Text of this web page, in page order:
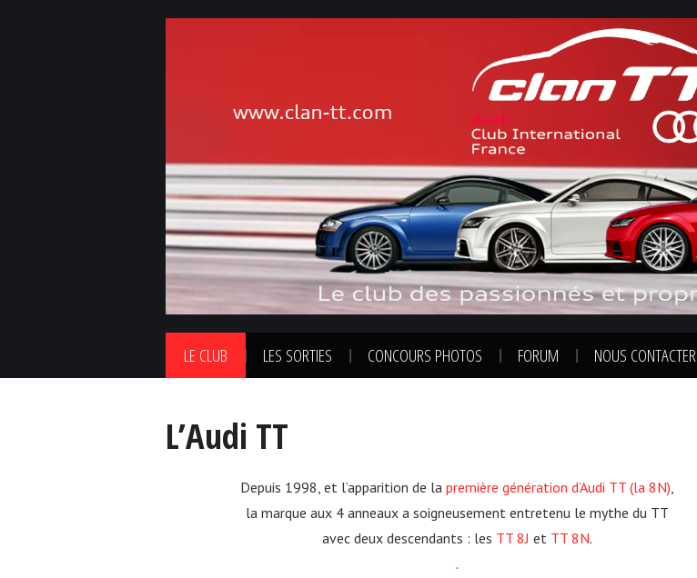
LE CLUB LES SORTIES CONCOURS PHOTOS FORUM NOUS CONTACTER
L’Audi TT
Depuis 1998, et l’apparition de la première génération d’Audi TT (la 8N),
la marque aux 4 anneaux a soigneusement entretenu le mythe du TT
avec deux descendants : les TT 8J et TT 8N.
.